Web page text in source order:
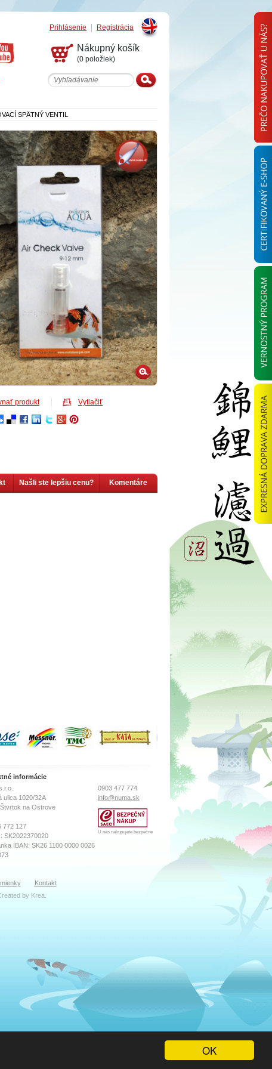
OK
Registrácia
Prihlásenie
Nákupný košík
(0 položiek)
SPÄTNÝ VENTIL
produkt Vytlačiť
Našli ste lepšiu cenu? Komentáre
informácie
0903 477 774
info@numa.sk
U nás nakupujete bezpečne
ulica 1020/32A
Štvrtok na Ostrove
772 127
SK2022370020
IBAN: SK26 1100 0000 0026
Vložka číslo: 18569/P
Máčiková
oddelenie
a servis
Kontakt
by Krea.